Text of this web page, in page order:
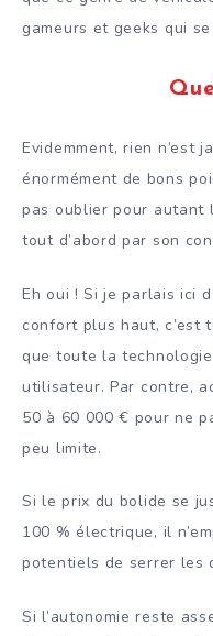
gameurs et geeks qui
Evidemment, rien n’est
énormément de bons
pas oublier pour autant
tout d’abord par son
Eh oui ! Si je parlais ici
confort plus haut, c’est
que toute la
utilisateur. Par contre,
50 à 60 000 € pour ne
peu limite.
Si le prix du bolide se
100 % électrique, il
potentiels de serrer les
Si l’autonomie reste